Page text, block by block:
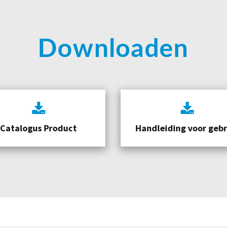
Downloaden
Catalogus Product Handleiding voor